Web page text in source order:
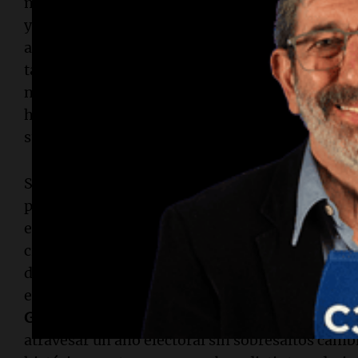
ya encuentra respaldo en algunos gobernadores
acompañamiento no responde únicamente a
también forma parte de una negociación donde
nacionales y el financiamiento de obras
herramientas para consolidar apoyos. En la
suelen construirse tanto sobre afinidades como
Sin embargo, el oficialismo todavía enfrenta
principal incógnita es cuánto de la
efectivamente al bolsillo de la población. Los
crecimiento en sectores como la minería, las
de la actividad, pero todavía persisten dudas
el empleo, el consumo y el ingreso de los
Gobierno
deberá demostrar que cuenta con
atravesar un año electoral sin sobresaltos